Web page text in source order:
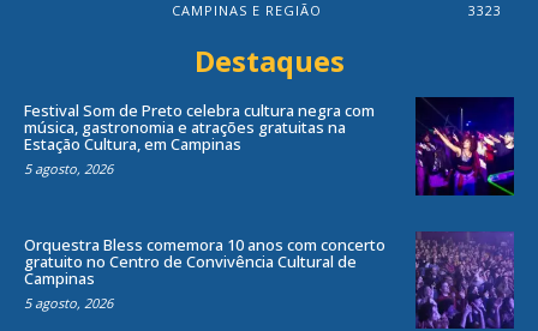
CAMPINAS E REGIÃO
3323
Destaques
Festival Som de Preto celebra cultura negra com
música, gastronomia e atrações gratuitas na
Estação Cultura, em Campinas
5 agosto, 2026
Orquestra Bless comemora 10 anos com concerto
gratuito no Centro de Convivência Cultural de
Campinas
5 agosto, 2026